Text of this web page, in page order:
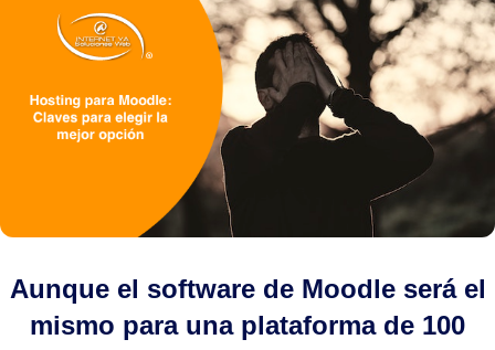
Aunque el software de Moodle será el
mismo para una plataforma de 100